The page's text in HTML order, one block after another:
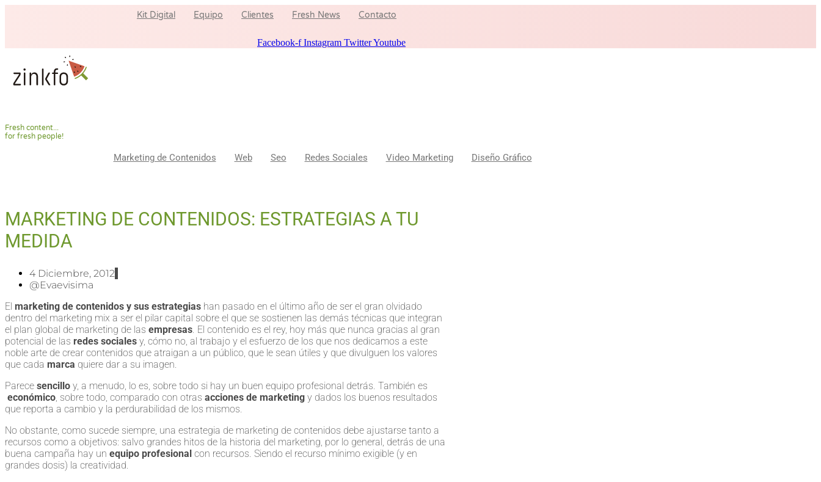
Kit Digital Equipo Clientes Fresh News Contacto
Facebook-f Instagram TwitterYoutube
Fresh content...
for fresh people!
Marketing de Contenidos Web Seo Redes Sociales Video Marketing Diseño Gráfico
MARKETING DE CONTENIDOS: ESTRATEGIAS A TU
MEDIDA
4 Diciembre, 2012
@evaevisima
El marketing de contenidos y sus estrategias han pasado en el último año de ser el gran olvidado
dentro del marketing mix a ser el pilar capital sobre el que se sostienen las demás técnicas que integran
el plan global de marketing de las empresas . El contenido es el rey, hoy más que nunca gracias al gran
potencial de las redes sociales y, cómo no, al trabajo y el esfuerzo de los que nos dedicamos a este
noble arte de crear contenidos que atraigan a un público, que le sean útiles y que divulguen los valores
que cada marca quiere dar a su imagen.
Parece sencillo y, a menudo, lo es, sobre todo si hay un buen equipo profesional detrás. También es
económico , sobre todo, comparado con otras acciones de marketing y dados los buenos resultados
que reporta a cambio y la perdurabilidad de los mismos.
No obstante, como sucede siempre, una estrategia de marketing de contenidos debe ajustarse tanto a
recursos como a objetivos: salvo grandes hitos de la historia del marketing, por lo general, detrás de una
buena campaña hay un equipo profesional con recursos. Siendo el recurso mínimo exigible (y en
grandes dosis) la creatividad.